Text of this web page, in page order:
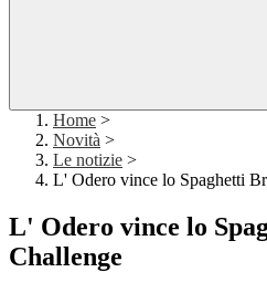
Home >
Novità >
Le notizie >
L' Odero vince lo Spaghetti
L' Odero vince lo
Challenge